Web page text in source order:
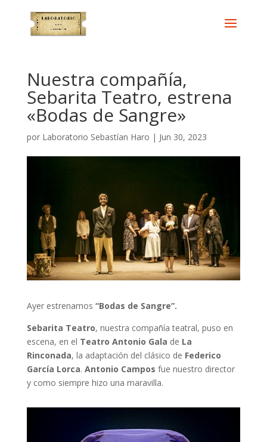
Nuestra compañía,
Sebarita Teatro, estrena
«Bodas de Sangre»
por Laboratorio Sebastían Haro | Jun 30, 2023
Ayer estrenamos “Bodas de Sangre”.
Sebarita Teatro, nuestra compañía teatral, puso en
escena, en el Teatro Antonio Gala de La
Rinconada, la adaptación del clásico de Federico
García Lorca. Antonio Campos fue nuestro director
y como siempre hizo una maravilla.